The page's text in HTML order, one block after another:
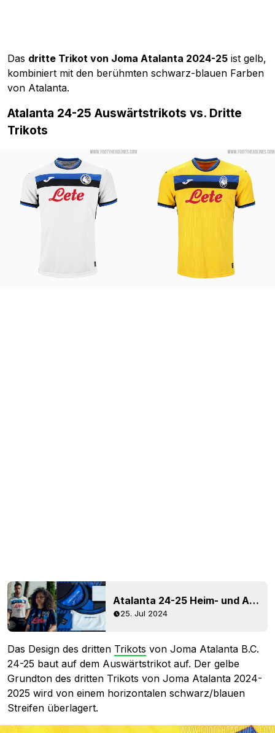
Das dritte Trikot von Joma Atalanta 2024-25 ist gelb,
kombiniert mit den berühmten schwarz-blauen Farben
von Atalanta.
Atalanta 24-25 Auswärtstrikots vs. Dritte
Trikots
Atalanta 24-25 Heim- und Auswärtstrikots veröffentlicht
25. Jul 2024
Das Design des dritten Trikots von Joma Atalanta B.C.
24-25 baut auf dem Auswärtstrikot auf. Der gelbe
Grundton des dritten Trikots von Joma Atalanta 2024-
2025 wird von einem horizontalen schwarz/blauen
Streifen überlagert.